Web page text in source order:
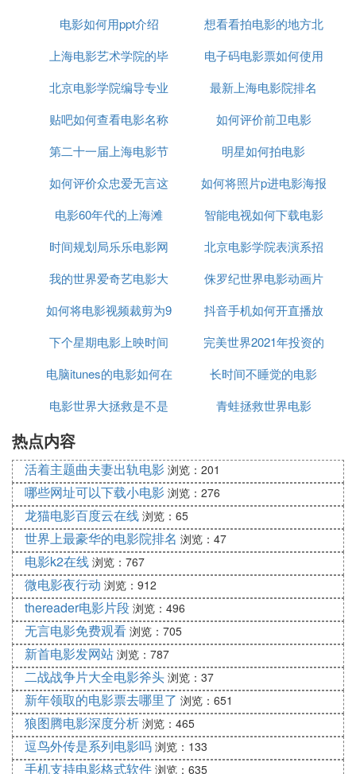
影
电影如何用ppt介绍
想看看拍电影的地方北
京
上海电影艺术学院的毕
业生
电子码电影票如何使用
北京电影学院编导专业
分数线
最新上海电影院排名
贴吧如何查看电影名称
如何评价前卫电影
第二十一届上海电影节
红毯
明星如何拍电影
如何评价众忠爱无言这
部电影
如何将照片p进电影海报
电影60年代的上海滩
智能电视如何下载电影
本机
时间规划局乐乐电影网
北京电影学院表演系招
生人数2019
我的世界爱奇艺电影大
全
侏罗纪世界电影动画片
如何将电影视频裁剪为9
比16
抖音手机如何开直播放
电影
下个星期电影上映时间
完美世界2021年投资的
电影
电脑itunes的电影如何在
手机查看
长时间不睡觉的电影
电影世界大拯救是不是
青蛙拯救世界电影
热点内容
活着主题曲夫妻出轨电影 浏览：201
哪些网址可以下载小电影 浏览：276
龙猫电影百度云在线 浏览：65
世界上最豪华的电影院排名 浏览：47
电影k2在线 浏览：767
微电影夜行动 浏览：912
thereader电影片段 浏览：496
无言电影免费观看 浏览：705
新首电影发网站 浏览：787
二战战争片大全电影斧头 浏览：37
新年领取的电影票去哪里了 浏览：651
狼图腾电影深度分析 浏览：465
逗鸟外传是系列电影吗 浏览：133
手机支持电影格式软件 浏览：635